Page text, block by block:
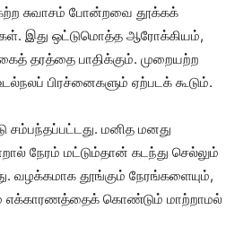
சுவாசம் போன்றவை தூக்கக்
இது ஒட்டுமொத்த ஆரோக்கியம்,
தரத்தை பாதிக்கும். முறையற்ற
பிரச்னைகளும் ஏற்படக் கூடும்.
மனித மனது
நேரம் மட்டும்தான் கடந்து செல்லும்
வழக்கமாக தூங்கும் நேரங்களையும்,
எக்காரணத்தைக் கொண்டும் மாற்றாமல்